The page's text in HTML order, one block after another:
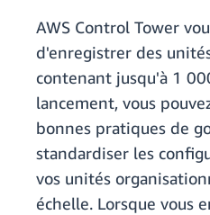
AWS Control Tower
d'enregistrer des
contenant jusqu'à 1
lancement, vous
bonnes pratiques de
standardiser les
vos unités
échelle. Lorsque vous